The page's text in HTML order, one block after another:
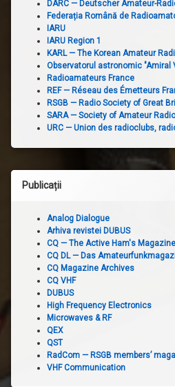
DARC — Deutscher Amateur-
Federația Română de
IARU
IARU Region 1
KARL — The Korean Amateur
Observatorul astronomic "Amiral
Radioamateurs France
REF — Réseau des Émetteurs
RSGB — Radio Society of Great
SARA — Society of Amateur
URC — Union des radioclubs,
Publicații
Analog Dialogue
Arhiva revistei DUBUS
CQ — The Active Ham's Magazine
CQ DL — Das
CQ Magazine Archives
CQ VHF
DUBUS
High Frequency Electronics
Microwaves & RF
QEX
QST
RadCom — RSGB members’
VHF Communication